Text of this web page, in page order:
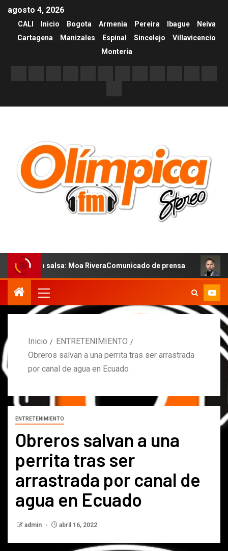
agosto 4, 2026
CALI Inicio Bogota Armenia Pereira Ibague
Neiva
Cartagena
Manizales Espinal Sincelejo
Villavicencio
Monteria
salsa: Moa RiveraComunicado de prensa MARCOS
Inicio
ENTRETENIMIENTO
Obreros salvan a una perrita tras ser arrastrada
por canal de agua en Ecuado
ENTRETENIMIENTO
Obreros salvan a una
perrita tras ser
arrastrada por canal de
agua en Ecuado
admin abril 16, 2022